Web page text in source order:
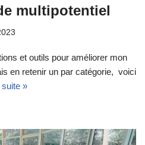
multipotentiel
et outils pour améliorer mon
en retenir un par catégorie, voici
suite »